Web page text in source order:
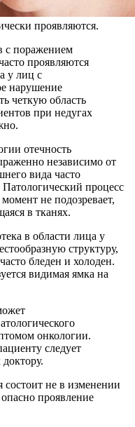
проявляются.
с поражением
проявляются
у лиц с
нарушение
четкую область
при недугах
отечность
независимо от
вида часто
процесс
не подозревает,
в тканях.
в области лица у
структуру,
бледен и холоден.
видимая ямка на
онкологии.
следует
состоит не в изменении
проявление